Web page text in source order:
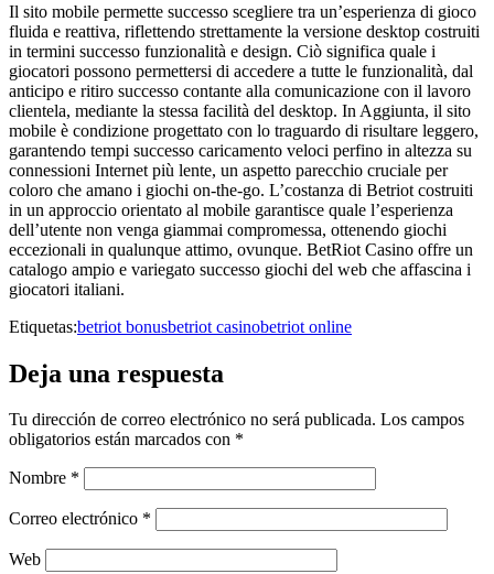
Il sito mobile permette successo scegliere tra un’esperienza di gioco
fluida e reattiva, riflettendo strettamente la versione desktop costruiti
in termini successo funzionalità e design. Ciò significa quale i
giocatori possono permettersi di accedere a tutte le funzionalità, dal
anticipo e ritiro successo contante alla comunicazione con il lavoro
clientela, mediante la stessa facilità del desktop. In Aggiunta, il sito
mobile è condizione progettato con lo traguardo di risultare leggero,
garantendo tempi successo caricamento veloci perfino in altezza su
connessioni Internet più lente, un aspetto parecchio cruciale per
coloro che amano i giochi on-the-go. L’costanza di Betriot costruiti
in un approccio orientato al mobile garantisce quale l’esperienza
dell’utente non venga giammai compromessa, ottenendo giochi
eccezionali in qualunque attimo, ovunque. BetRiot Casino offre un
catalogo ampio e variegato successo giochi del web che affascina i
giocatori italiani.
Etiquetas:betriot bonusbetriot casinobetriot online
Deja una respuesta
Tu dirección de correo electrónico no será publicada. Los campos
obligatorios están marcados con *
Nombre *
Correo electrónico *
Web